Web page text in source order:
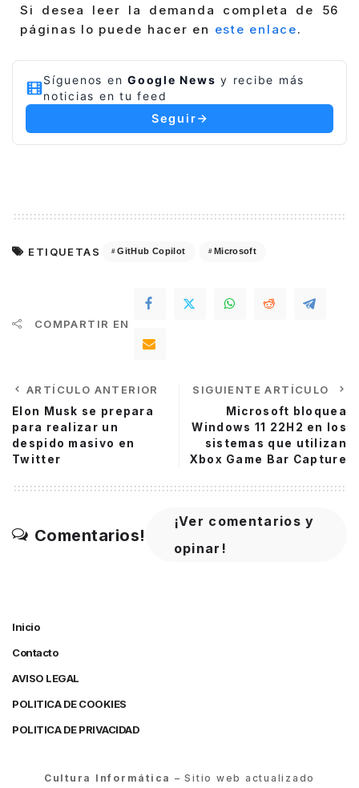
Si desea leer la demanda completa de 56
páginas lo puede hacer en este enlace.
Síguenos en Google News y recibe más
noticias en tu feed
Seguir
ETIQUETAS GitHub Copilot Microsoft
COMPARTIR EN
ARTÍCULO ANTERIOR
Elon Musk se prepara
para realizar un
despido masivo en
Twitter
SIGUIENTE ARTÍCULO
Microsoft bloquea
Windows 11 22H2 en los
sistemas que utilizan
Xbox Game Bar Capture
Comentarios!
¡Ver comentarios y
opinar!
Inicio
Contacto
AVISO LEGAL
POLITICA DE COOKIES
POLITICA DE PRIVACIDAD
Cultura Informática – Sitio web actualizado